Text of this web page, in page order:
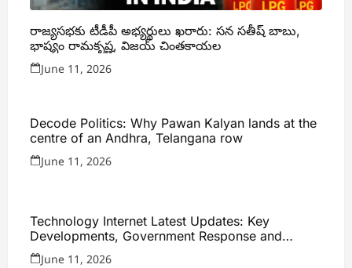
రాజ్యసభకు టీడీపీ అభ్యర్థులు ఖరారు: సన సతీష్ బాబు,
భాష్యం రామకృష్ణ, విజయ్ చింతకాయల
June 11, 2026
Decode Politics: Why Pawan Kalyan lands at the
centre of an Andhra, Telangana row
June 11, 2026
Technology Internet Latest Updates: Key
Developments, Government Response and
Expert Analysis
June 11, 2026